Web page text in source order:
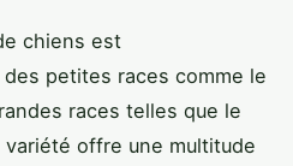
chiens est
petites races comme le
races telles que le
variété offre une multitude